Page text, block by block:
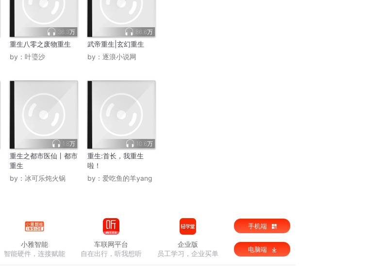
36.3万
重生八零之废物重生
by： 叶瑬沙
86.6万
武帝重生|玄幻重生
by： 逐浪小说网
1.8万
重生之都市医仙丨都市
重生
by： 冰可乐炖火锅
10.6万
重生:首长，我重生
啦！
by： 爱吃鱼的羊yang
小雅智能
智能硬件，连接赋能
车联网平台
自在出行，听我想听
企业版
员工学习，企业买单
手机端
电脑端